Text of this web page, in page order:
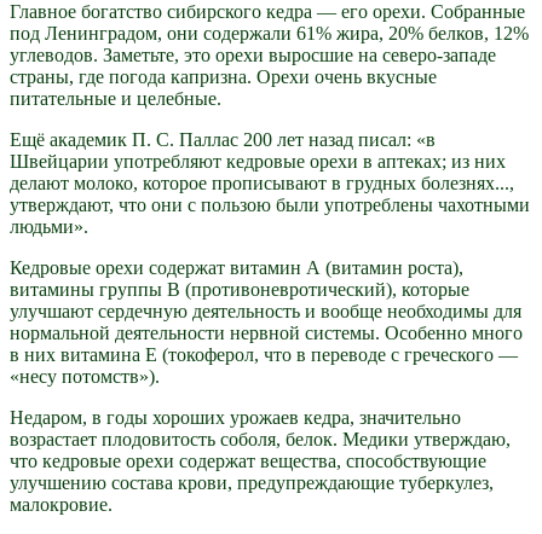
Главное богатство сибирского кедра — его орехи. Собранные
под Ленинградом, они содержали 61% жира, 20% белков, 12%
углеводов. Заметьте, это орехи выросшие на северо-западе
страны, где погода капризна. Орехи очень вкусные
питательные и целебные.
Ещё академик П. С. Паллас 200 лет назад писал: «в
Швейцарии употребляют кедровые орехи в аптеках; из них
делают молоко, которое прописывают в грудных болезнях...,
утверждают, что они с пользою были употреблены чахотными
людьми».
Кедровые орехи содержат витамин А (витамин роста),
витамины группы В (противоневротический), которые
улучшают сердечную деятельность и вообще необходимы для
нормальной деятельности нервной системы. Особенно много
в них витамина Е (токоферол, что в переводе с греческого —
«несу потомств»).
Недаром, в годы хороших урожаев кедра, значительно
возрастает плодовитость соболя, белок. Медики утверждаю,
что кедровые орехи содержат вещества, способствующие
улучшению состава крови, предупреждающие туберкулез,
малокровие.